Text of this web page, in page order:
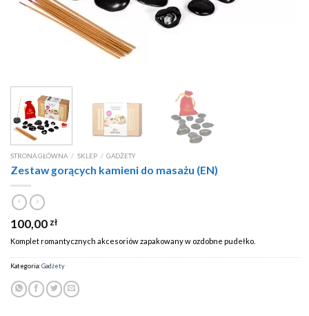
STRONA GŁÓWNA / SKLEP / GADŻETY
Zestaw gorących kamieni do masażu (EN)
100,00 zł
Komplet romantycznych akcesoriów zapakowany w ozdobne pudełko.
Kategoria:Gadżety